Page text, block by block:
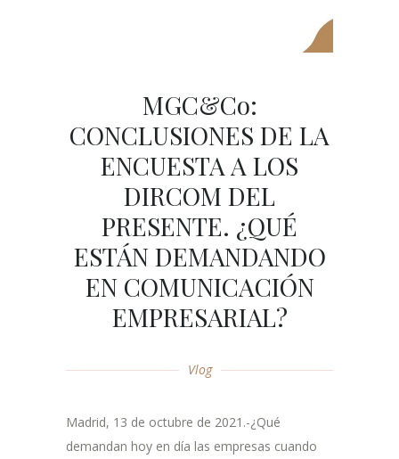
MGC&Co:
CONCLUSIONES DE LA
ENCUESTA A LOS
DIRCOM DEL
PRESENTE. ¿QUÉ
ESTÁN DEMANDANDO
EN COMUNICACIÓN
EMPRESARIAL?
Vlog
Madrid, 13 de octubre de 2021.-¿Qué
demandan hoy en día las empresas cuando